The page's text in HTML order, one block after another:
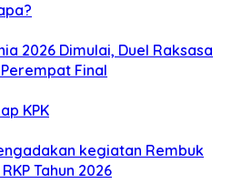
2026 Dimulai, Duel Raksasa
Final
KPK
kegiatan Rembuk
Tahun 2026